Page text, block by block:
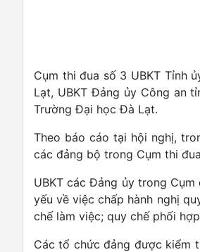
Cụm thi đua số 3 UBKT Tỉnh
Lạt, UBKT Đảng ủy Công an
Trường Đại học Đà Lạt.
Theo báo cáo tại hội nghị,
các đảng bộ trong Cụm thi
UBKT các Đảng ủy trong
yếu về việc chấp hành nghị
chế làm việc; quy chế phối
Các tổ chức đảng được kiểm